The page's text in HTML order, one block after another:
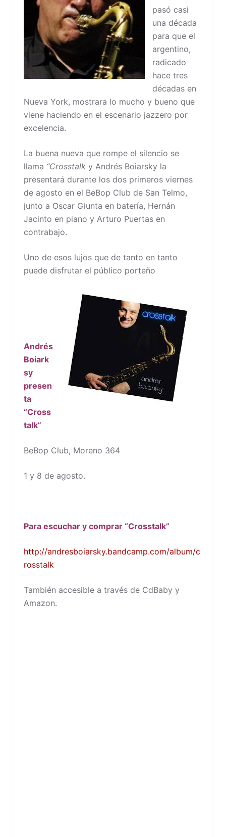
pasó casi
una década
para que el
argentino,
radicado
hace tres
décadas en
Nueva York, mostrara lo mucho y bueno que
viene haciendo en el escenario jazzero por
excelencia.
La buena nueva que rompe el silencio se
llama “Crosstalk y Andrés Boiarsky la
presentará durante los dos primeros viernes
de agosto en el BeBop Club de San Telmo,
junto a Oscar Giunta en batería, Hernán
Jacinto en piano y Arturo Puertas en
contrabajo.
Uno de esos lujos que de tanto en tanto
puede disfrutar el público porteño
Andrés
Boiark
sy
presen
ta
“Cross
talk”
BeBop Club, Moreno 364
1 y 8 de agosto.
Para escuchar y comprar “Crosstalk”
http://andresboiarsky.bandcamp.com/album/c
rosstalk
También accesible a través de CdBaby y
Amazon.